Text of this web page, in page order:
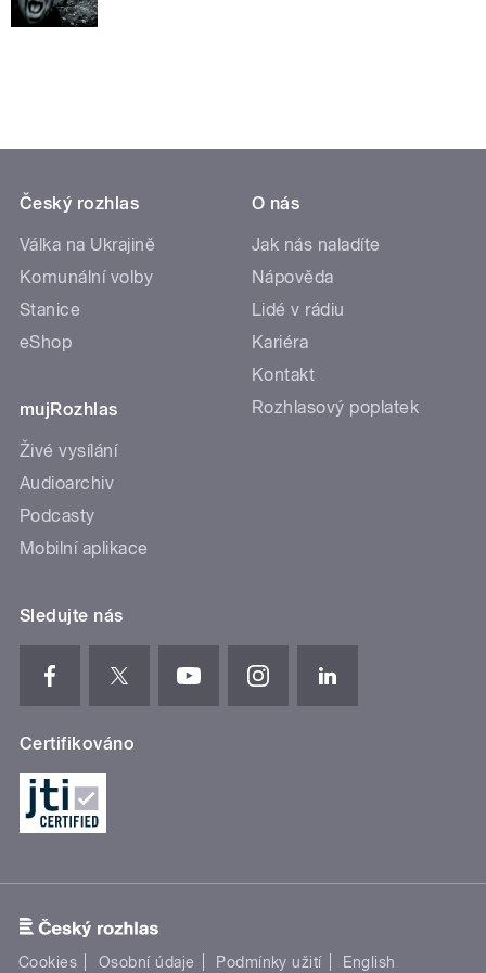
Český rozhlas
Válka na Ukrajině
Komunální volby
Stanice
eShop
mujRozhlas
Živé vysílání
Audioarchiv
Podcasty
Mobilní aplikace
O nás
Jak nás naladíte
Nápověda
Lidé v rádiu
Kariéra
Kontakt
Rozhlasový poplatek
Sledujte nás
Certifikováno
Cookies Osobní údaje Podmínky užití English